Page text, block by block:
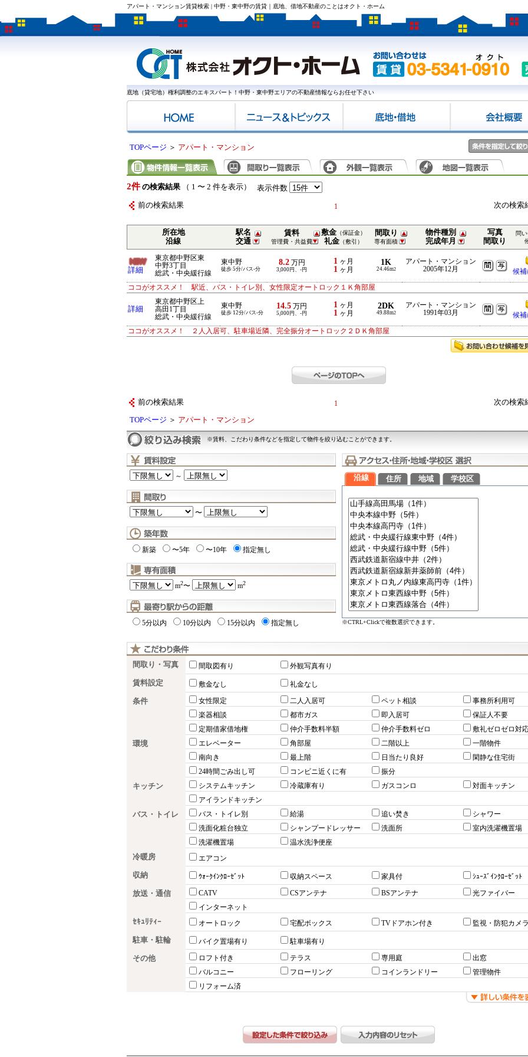
アパート・マンション賃貸検索 | 中野・東中野の賃貸｜底地、借地不動産のことはオクト・ホーム
底地（貸宅地）権利調整のエキスパート！中野・東中野エリアの不動産情報ならお任せ下さい
TOPページ ＞ アパート・マンション
2件 の検索結果（ 1 〜 2 件を表示） 表示件数
前の検索結果 1 次の検
所在地
沿線
駅名
交通
賃料
管理費・共益費
敷金 （保証金）
礼金 （敷引）
間取り
専有面積
物件種別
完成年月
写真
間取り
問
詳細
東京都中野区東
中野3丁目
総武・中央緩行線
東中野
徒歩 5分/バス-分
8.2万円
3,000円、-円
1 ヶ月
1 ヶ月
1K
24.46m2
アパート・マンション
2005年12月
候補
ココがオススメ！ 駅近、バス・トイレ別、女性限定オートロック１Ｋ角部屋
詳細
東京都中野区上
高田1丁目
総武・中央緩行線
東中野
徒歩 12分/バス-分
14.5 万円
5,000円、-円
1 ヶ月
1 ヶ月
2DK
49.88m2
アパート・マンション
1991年03月
候補
ココがオススメ！ ２人入居可、駐車場近隣、完全振分オートロック２ＤＫ角部屋
前の検索結果 1 次の検
TOPページ ＞ アパート・マンション
※賃料、こだわり条件などを指定して物件を絞り込むことができます。
～
〜
新築 〜5年 〜10年 指定無し
m2〜 m2
5分以内 10分以内 15分以内 指定無し
沿線 住所 地域 学校区
※CTRL+Clickで複数選択できます。
間取り・写真 間取図有り 外観写真有り
賃料設定 敷金なし 礼金なし
条件 女性限定 二人入居可 ペット相談
事務所利用可
楽器相談
都市ガス 即入居可
保証人不要
定期借家借地権
仲介手数料半額 仲介手数料ゼロ 敷礼ゼロゼロ対
環境 エレベーター 角部屋 二階以上
一階物件
南向き
最上階 日当たり良好
閑静な住宅街
24時間ごみ出し可
コンビニ近くに有 振分
キッチン システムキッチン 冷蔵庫有り ガスコンロ
対面キッチン
アイランドキッチン
バス・トイレ バス・トイレ別 給湯 追い焚き
シャワー
洗面化粧台独立
シャンプードレッサー 洗面所
室内洗濯機置場
洗濯機置場
温水洗浄便座
冷暖房 エアコン
収納 ｳｫｰｸｲﾝｸﾛｰｾﾞｯﾄ 収納スペース 家具付 ｼｭｰｽﾞｲﾝｸﾛｰｾﾞｯﾄ
放送・通信 CATV CSアンテナ BSアンテナ
光ファイバー
インターネット
ｾｷｭﾘﾃｨｰ オートロック 宅配ボックス TVドアホン付き 監視・防犯カメ
駐車・駐輪 バイク置場有り 駐車場有り
その他 ロフト付き テラス 専用庭
出窓
バルコニー
フローリング コインランドリー
管理物件
リフォーム済